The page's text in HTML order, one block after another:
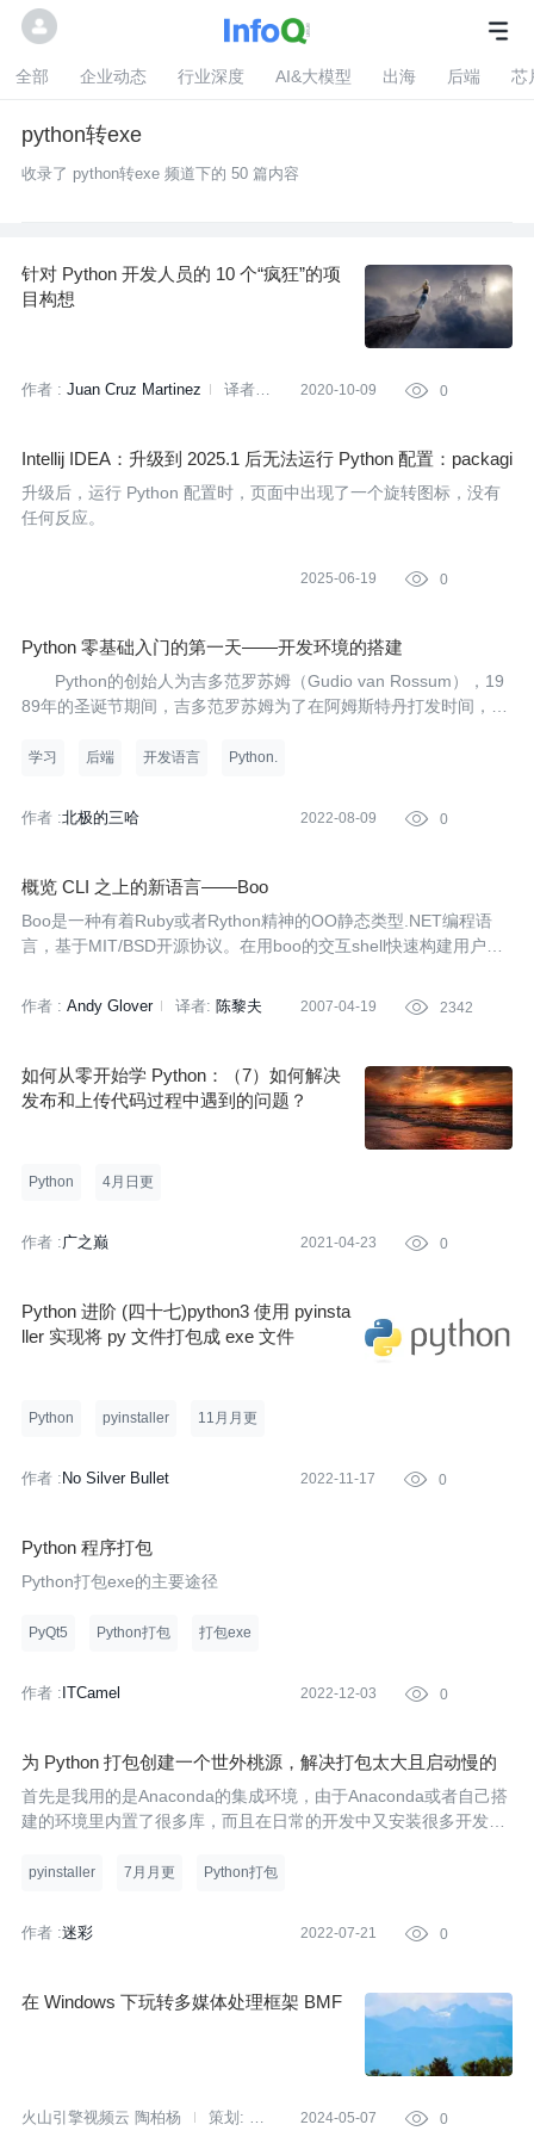
全部 企业动态 行业深度 AI&大模型 出海 后端 芯
python转exe
收录了 python转exe 频道下的 50 篇内容
针对 Python 开发人员的 10 个“疯狂”的项
目构想
作者 : Juan Cruz Martinez
译者:
2020-10-09  0
Intellij IDEA：升级到 2025.1 后无法运行 Python 配置：packagi
ng_tool.py': [Errno 2] 没有此文件或目录
升级后，运行 Python 配置时，页面中出现了一个旋转图标，没有
任何反应。
2025-06-19  0
Python 零基础入门的第一天——开发环境的搭建
Python的创始人为吉多范罗苏姆（Gudio van Rossum），19
89年的圣诞节期间，吉多范罗苏姆为了在阿姆斯特丹打发时间，决
Python语言。
学习 后端 开发语言 Python.
作者 :北极的三哈 2022-08-09  0
概览 CLI 之上的新语言——Boo
Boo是一种有着Ruby或者Rython精神的OO静态类型.NET编程语
言，基于MIT/BSD开源协议。在用boo的交互shell快速构建用户界
做开发的原因之一是：只要编译成字节码，它就能很容易地被其他
任何基于.NET的语言重用。
作者 : Andy Glover 译者: 陈黎夫 2007-04-19  2342
如何从零开始学 Python：（7）如何解决
发布和上传代码过程中遇到的问题？
Python 4月日更
作者 :广之巅 2021-04-23  0
Python 进阶 (四十七)python3 使用 pyinsta
ller 实现将 py 文件打包成 exe 文件
Python pyinstaller 11月月更
作者 : No Silver Bullet 2022-11-17  0
Python 程序打包
Python打包exe的主要途径
PyQt5 Python打包 打包exe
作者 : ITCamel 2022-12-03  0
为 Python 打包创建一个世外桃源，解决打包太大且启动慢的
问题
首先是我用的是Anaconda的集成环境，由于Anaconda或者自己搭
建的环境里内置了很多库，而且在日常的开发中又安装很多开发所
包出来的文件过于臃肿.打开慢由于运行需要加载这些环境,由于加
pyinstaller 7月月更 Python打包
作者 :迷彩 2022-07-21  0
在 Windows 下玩转多媒体处理框架 BMF
火山引擎视频云 陶柏杨
策划:
2024-05-07  0